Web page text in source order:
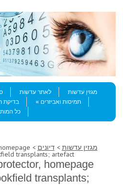
Menu
Skip to content
מגזין עדשות
לאתר עדשות
תמיסות ואביזרים
בדיקת
כל
מגזין עדשות >דיונים
transplants; artefact.
homepage
transplants;